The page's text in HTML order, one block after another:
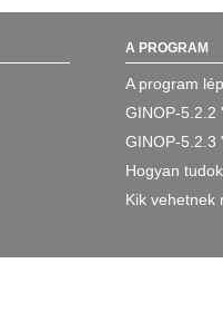
A PROGRAM
A program
GINOP-5.2.2
GINOP-5.2.3
Hogyan
Kik vehetnek